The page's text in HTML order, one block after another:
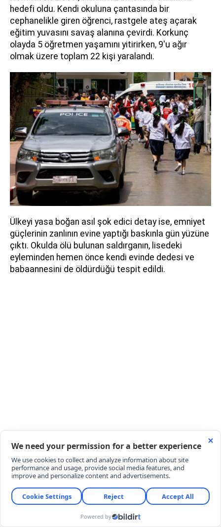
hedefi oldu. Kendi okuluna çantasında bir
cephanelikle giren öğrenci, rastgele ateş açarak
eğitim yuvasını savaş alanına çevirdi. Korkunç
olayda 5 öğretmen yaşamını yitirirken, 9'u ağır
olmak üzere toplam 22 kişi yaralandı.
Ülkeyi yasa boğan asıl şok edici detay ise, emniyet
güçlerinin zanlının evine yaptığı baskınla gün yüzüne
çıktı. Okulda ölü bulunan saldırganın, lisedeki
eyleminden hemen önce kendi evinde dedesi ve
babaannesini de öldürdüğü tespit edildi.
SIRT ÇANTASI ZAAFİYEti
Yaşanan bu vahşi katliam, Tayland'da son yıllarda
giderek artan "bireysel silahlanma" ve "okul
güvenliği" sorunlarını bir kez daha en acı haliyle
masaya yatırdı. 3 binden fazla öğrencinin bulunduğu